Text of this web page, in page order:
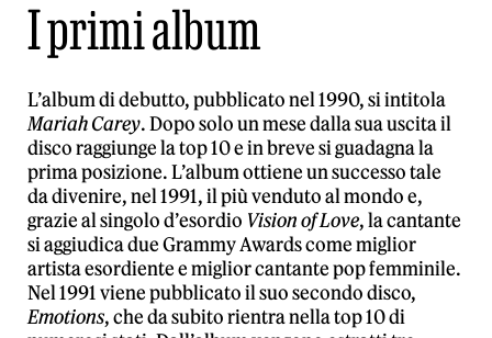
I primi album
L’album di debutto, pubblicato nel 1990, si intitola
Mariah Carey. Dopo solo un mese dalla sua uscita il
disco raggiunge la top 10 e in breve si guadagna la
prima posizione. L’album ottiene un successo tale
da divenire, nel 1991, il più venduto al mondo e,
grazie al singolo d’esordio Vision of Love, la cantante
si aggiudica due Grammy Awards come miglior
artista esordiente e miglior cantante pop femminile.
Nel 1991 viene pubblicato il suo secondo disco,
Emotions, che da subito rientra nella top 10 di